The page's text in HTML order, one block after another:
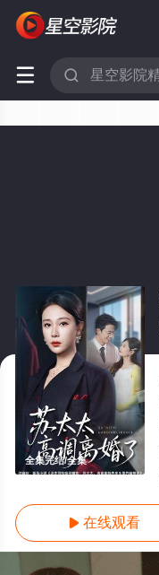
 
全集完结/全集
 在线观看